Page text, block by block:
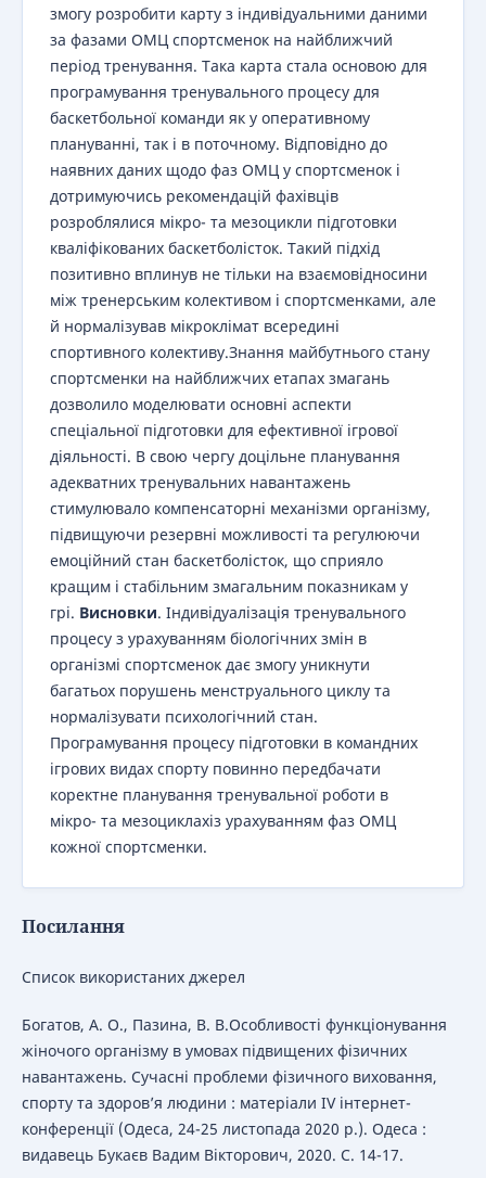
змогу розробити карту з індивідуальними даними
за фазами ОМЦ спортсменок на найближчий
період тренування. Така карта стала основою для
програмування тренувального процесу для
баскетбольної команди як у оперативному
плануванні, так і в поточному. Відповідно до
наявних даних щодо фаз ОМЦ у спортсменок і
дотримуючись рекомендацій фахівців
розроблялися мікро- та мезоцикли підготовки
кваліфікованих баскетболісток. Такий підхід
позитивно вплинув не тільки на взаємовідносини
між тренерським колективом і спортсменками, але
й нормалізував мікроклімат всередині
спортивного колективу.Знання майбутнього стану
спортсменки на найближчих етапах змагань
дозволило моделювати основні аспекти
спеціальної підготовки для ефективної ігрової
діяльності. В свою чергу доцільне планування
адекватних тренувальних навантажень
стимулювало компенсаторні механізми організму,
підвищуючи резервні можливості та регулюючи
емоційний стан баскетболісток, що сприяло
кращим і стабільним змагальним показникам у
грі. Висновки. Індивідуалізація тренувального
процесу з урахуванням біологічних змін в
організмі спортсменок дає змогу уникнути
багатьох порушень менструального циклу та
нормалізувати психологічний стан.
Програмування процесу підготовки в командних
ігрових видах спорту повинно передбачати
коректне планування тренувальної роботи в
мікро- та мезоциклахіз урахуванням фаз ОМЦ
кожної спортсменки.
Посилання
Список використаних джерел
Богатов, А. О., Пазина, В. В.Особливості функціонування
жіночого організму в умовах підвищених фізичних
навантажень. Сучасні проблеми фізичного виховання,
спорту та здоров’я людини : матеріали ІV інтернет-
конференції (Одеса, 24-25 листопада 2020 р.). Одеса :
видавець Букаєв Вадим Вікторович, 2020. С. 14-17.